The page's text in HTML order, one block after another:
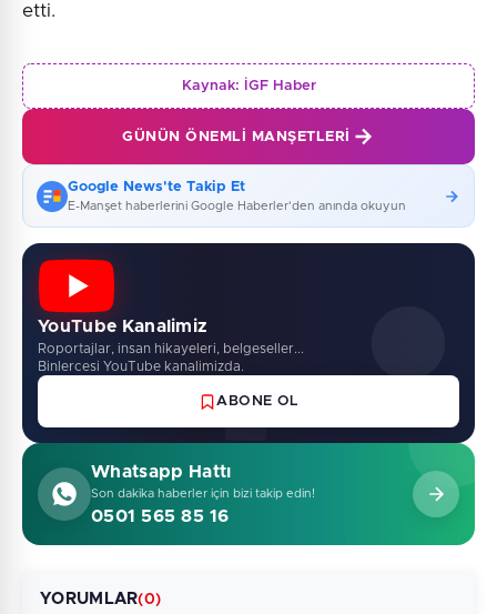
etti.
Kaynak: İGF Haber
GÜNÜN ÖNEMLI MANŞETLERI
Google News'te Takip Et
E-Manşet haberlerini Google Haberler'den anında okuyun
YouTube Kanalimiz
Roportajlar, insan hikayeleri, belgeseller...
Binlercesi YouTube kanalimizda.
ABONE OL
Whatsapp Hattı
Son dakika haberler için bizi takip edin!
0501 565 85 16
YORUMLAR(0)